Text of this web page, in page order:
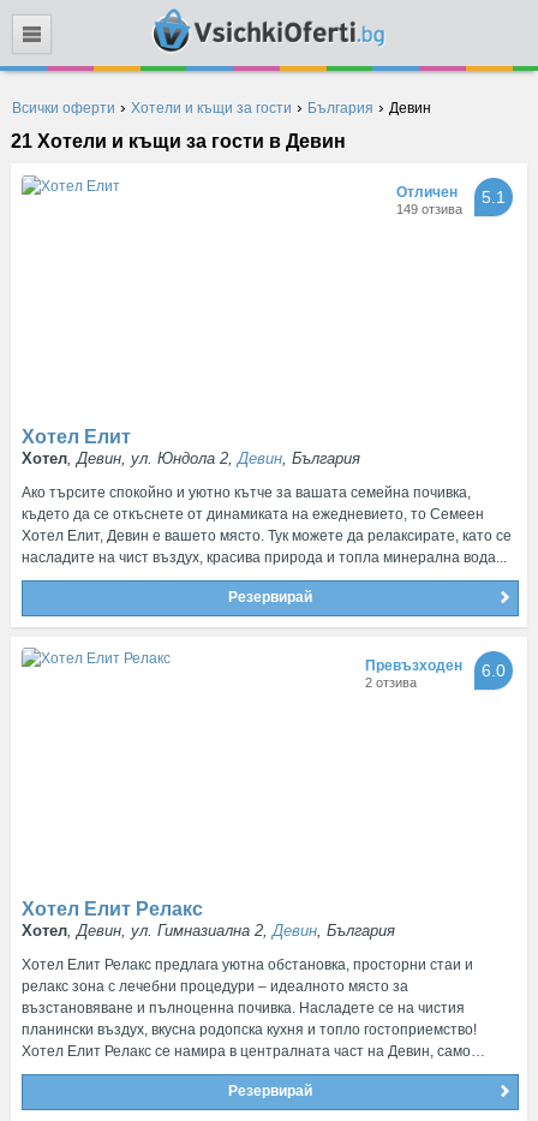
Всички оферти › Хотели и къщи за гости › България › Девин
21 Хотели и къщи за гости в Девин
Хотел Елит
Хотел, Девин, ул. Юндола 2,Девин, България
Отличен
149 отзива
5.1
Ако търсите спокойно и уютно кътче за вашата семейна почивка,
където да се откъснете от динамиката на ежедневието, то Семеен
Хотел Елит, Девин е вашето място. Тук можете да релаксирате, като се
насладите на чист въздух, красива природа и топла минерална вода...
Резервирай
Хотел Елит Релакс
Хотел, Девин, ул. Гимназиална 2,Девин, България
Превъзходен
2 отзива
6.0
Хотел Елит Релакс предлага уютна обстановка, просторни стаи и
релакс зона с лечебни процедури – идеалното място за
възстановяване и пълноценна почивка. Насладете се на чистия
планински въздух, вкусна родопска кухня и топло гостоприемство!
Хотел Елит Релакс се намира в централната част на Девин, само…
Резервирай